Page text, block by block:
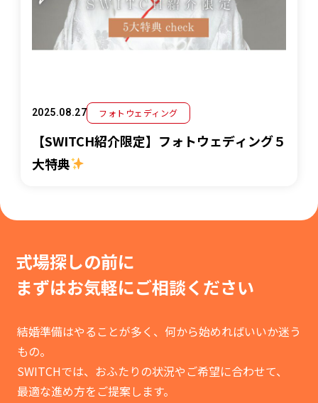
2025.08.27 フォトウェディング
【SWITCH紹介限定】フォトウェディング５
大特典
式場探しの前に
まずはお気軽にご相談ください
結婚準備はやることが多く、何から始めればいいか迷う
もの。
SWITCHでは、おふたりの状況やご希望に合わせて、
最適な進め方をご提案します。